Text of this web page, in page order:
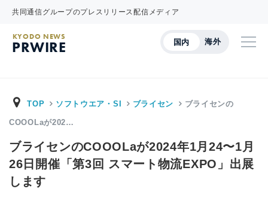
共同通信グループのプレスリリース配信メディア
国内 海外
KYODO NEWS
PRWIRE
TOP ソフトウエア・SI ブライセン ブライセンの
COOOLaが202…
ブライセンのCOOOLaが2024年1月24〜1月
26日開催「第3回 スマート物流EXPO」出展
します